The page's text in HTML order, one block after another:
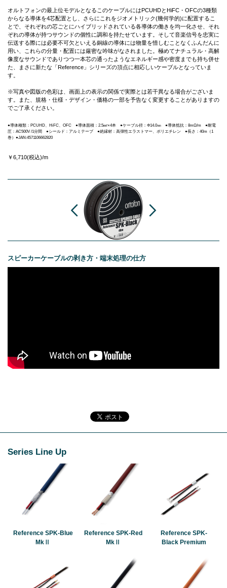
オルトフォンの最上位モデルとなるこのケーブルにはPCUHDとHiFC・OFCの3種類
からなる導体を4芯配置とし、さらにこれをジオメトリック(幾何学的)に配置するこ
とで、それぞれの芯ごとにハイブリッドされている各導体の働きを均一化させ、それ
ぞれの導体が持つサウンドの個性に調和を持たせています。そして音楽信号を忠実に
伝送する際には必要不可欠といえる銅線の導体には物量を惜しむことなくふんだんに
用い、これらの分量・配置には厳密な吟味がなされました。極めてナチュラル・高解
像度なサウンドでありつつ一本芯の通ったようなエネルギー感や密度までも持ち併せ
た、まさに新たな「Reference」シリーズの頂点に相応しいケーブルとなっていま
す。
※写真や図版の色彩は、画面上の表示の関係で実際とは若干異なる場合がございま
す。また、規格・仕様・デザイン・価格の一部を予告なく変更することがありますの
でご了承ください。
●導体種類：PCUHD、HiFC、OFC ●導体面積：2.5㎟×4本 ●ケーブル径：Φ14.0㎜ ●導体抵抗：8mΩ/m ●耐電
圧：AC500V /1分間 ●シールド：アルミテープ ●絶縁材：高弾性エラストマー、ポリエチレン ●長さ：40m（1
巻）●JAN:4571106662820
￥6,710(税込)/m
スピーカーケーブルの剥き方・端末処理の仕方
Series Line Up
Reference SPK-Blue
MkⅡ
Reference SPK-Red
MkⅡ
Reference SPK-
Black Premium